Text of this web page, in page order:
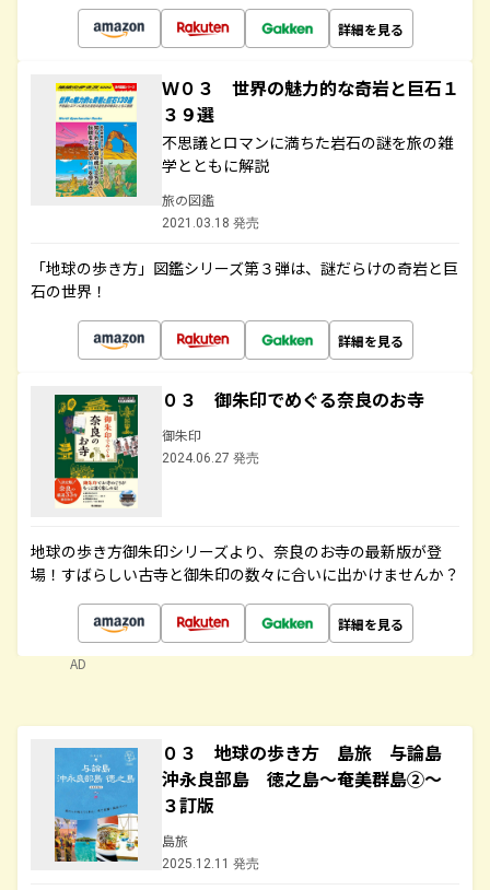
詳細を見る
Ｗ０３ 世界の魅力的な奇岩と巨石１
３９選
不思議とロマンに満ちた岩石の謎を旅の雑
学とともに解説
旅の図鑑
2021.03.18 発売
「地球の歩き方」図鑑シリーズ第３弾は、謎だらけの奇岩と巨
石の世界！
詳細を見る
０３ 御朱印でめぐる奈良のお寺
御朱印
2024.06.27 発売
地球の歩き方御朱印シリーズより、奈良のお寺の最新版が登
場！すばらしい古寺と御朱印の数々に合いに出かけませんか？
詳細を見る
AD
０３ 地球の歩き方 島旅 与論島
沖永良部島 徳之島～奄美群島②～
３訂版
島旅
2025.12.11 発売